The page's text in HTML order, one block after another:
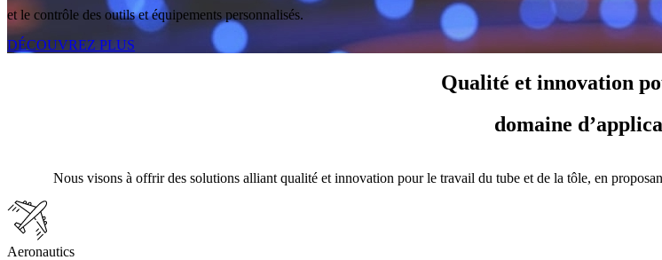
et le contrôle des outils et équipements personnalisés.
DÉCOUVREZ PLUS
Qualité et innovation
domaine
Nous visons à offrir des solutions alliant qualité et innovation pour le travail du tube et de la tôle, en
Aeronautics